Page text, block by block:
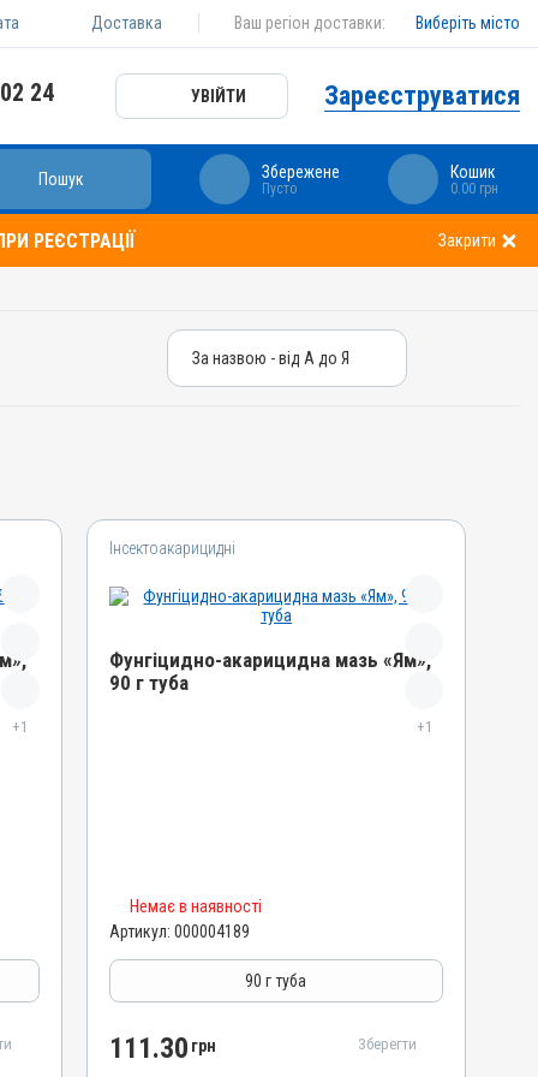
Доставка Ваш регіон доставки: Виберіть місто
24 УВІЙТИ Зареєструватися
Пошук Збережене
Пусто
Кошик
0.00 грн
РЕЄСТРАЦІЇ Закрити
За назвою - від А до Я
+1
Інсектоакарицидні
Фунгіцидно-акарицидна мазь «Ям»,
90 г туба
+1
Номер РП
AB-01068-01-10
Групи препаратів
Інсектоакарицидні, Протипаразитарні,
Лікарська форма
Немає в наявності
Артикул: 000004189
90 г туба
111.30 грн Зберегти